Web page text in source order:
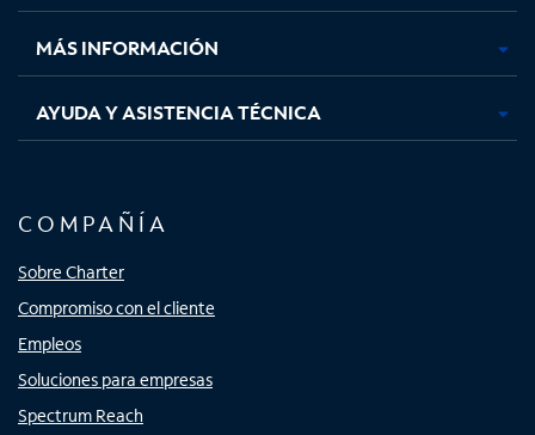
nuevanuevanuevanueva
MÁS INFORMACIÓN
AYUDA Y ASISTENCIA TÉCNICA
COMPAÑÍA
Sobre Charter
Compromiso con el cliente
Empleos
Soluciones para empresas
Spectrum Reach